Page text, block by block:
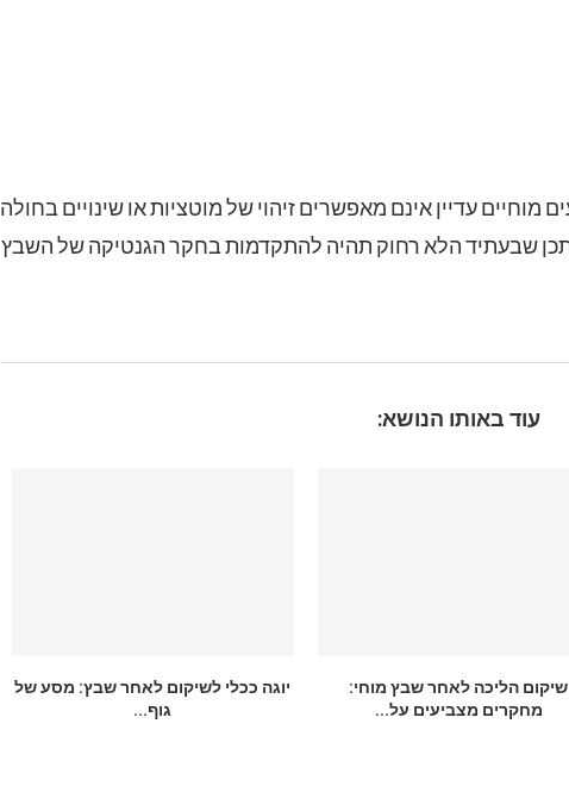
מוחיים עדיין אינם מאפשרים זיהוי של מוטציות או שינויים בחולה
שבעתיד הלא רחוק תהיה להתקדמות בחקר הגנטיקה של השבץ
עוד באותו הנושא:
יוגה ככלי לשיקום לאחר שבץ: מסע של
גוף...
שיקום הליכה לאחר שבץ מוחי:
מחקרים מצביעים על...